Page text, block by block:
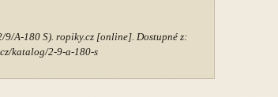
9/A-180 S). ropiky.cz [online]. Dostupné z:
katalog/2-9-a-180-s